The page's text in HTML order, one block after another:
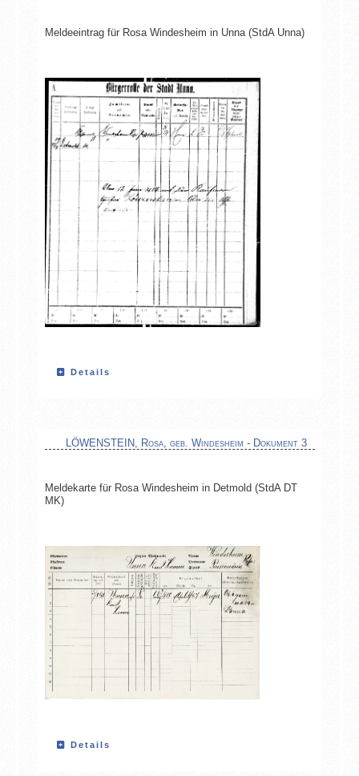
Meldeeintrag für Rosa Windesheim in Unna (StdA Unna)
Details
LÖWENSTEIN, Rosa, geb. Windesheim - Dokument 3
Meldekarte für Rosa Windesheim in Detmold (StdA DT
MK)
Details